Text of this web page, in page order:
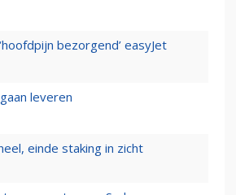
bezorgend’ easyJet
leveren
einde staking in zicht